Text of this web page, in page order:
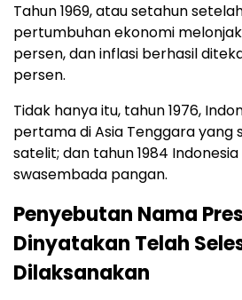
Tahun 1969, atau setahun
pertumbuhan ekonomi
persen, dan inflasi berhasil
persen.
Tidak hanya itu, tahun 1976,
pertama di Asia Tenggara yang
satelit; dan tahun 1984 Indonesia
swasembada pangan.
Penyebutan Nama
Dinyatakan Telah
Dilaksanakan